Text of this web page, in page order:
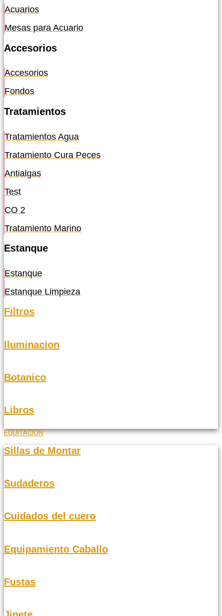
Acuarios
Mesas para Acuario
Accesorios
Accesorios
Fondos
Tratamientos
Tratamientos Agua
Tratamiento Cura Peces
Antialgas
Test
CO 2
Tratamiento Marino
Estanque
Estanque
Estanque Limpieza
Filtros
Iluminacion
Botanico
Libros
EQUITACION
Sillas de Montar
Sudaderos
Cuidados del cuero
Equipamiento Caballo
Fustas